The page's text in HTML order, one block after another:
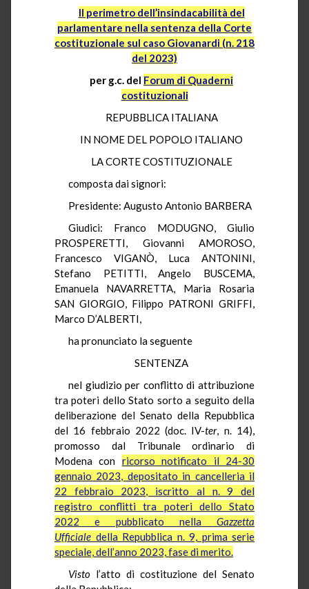
Il perimetro dell’insindacabilità del
parlamentare nella sentenza della Corte
costituzionale sul caso Giovanardi (n. 218
del 2023)
per g.c. del Forum di Quaderni
costituzionali
REPUBBLICA ITALIANA
IN NOME DEL POPOLO ITALIANO
LA CORTE COSTITUZIONALE
composta dai signori:
Presidente: Augusto Antonio BARBERA
Giudici: Franco MODUGNO, Giulio
PROSPERETTI, Giovanni AMOROSO,
Francesco VIGANÒ, Luca ANTONINI,
Stefano PETITTI, Angelo BUSCEMA,
Emanuela NAVARRETTA, Maria Rosaria
SAN GIORGIO, Filippo PATRONI GRIFFI,
Marco D’ALBERTI,
ha pronunciato la seguente
SENTENZA
nel giudizio per conflitto di attribuzione
tra poteri dello Stato sorto a seguito della
deliberazione del Senato della Repubblica
del 16 febbraio 2022 (doc. IV-ter, n. 14),
promosso dal Tribunale ordinario di
Modena con ricorso notificato il 24-30
gennaio 2023, depositato in cancelleria il
22 febbraio 2023, iscritto al n. 9 del
registro conflitti tra poteri dello Stato
2022 e pubblicato nella Gazzetta
Ufficiale della Repubblica n. 9, prima serie
speciale, dell’anno 2023, fase di merito.
Visto l’atto di costituzione del Senato